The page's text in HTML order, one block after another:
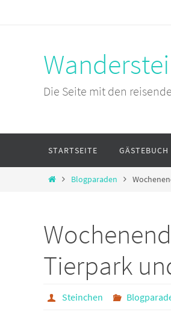
Die Seite mit den
springen
STARTSEITE GÄSTEBUCH
StartBlogparaden
Tierpark
Steinchen